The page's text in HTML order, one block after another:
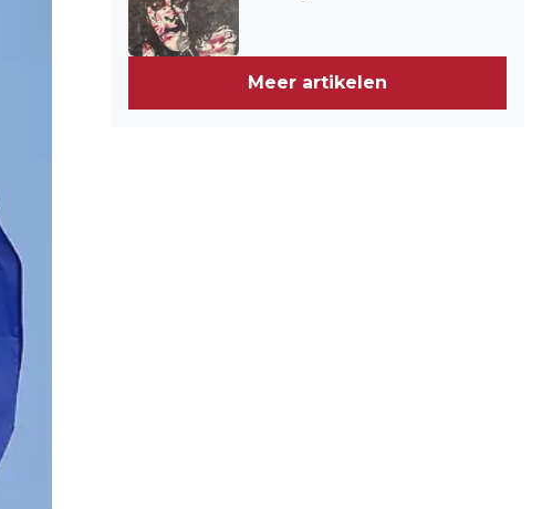
Meer artikelen